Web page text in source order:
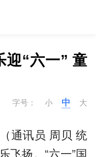
迎“六一” 童
字号： 小 中 大
通讯员 周贝 统
飞扬。“六一”国